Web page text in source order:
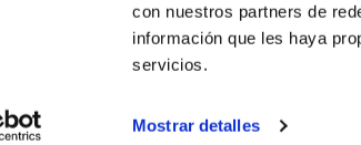
con nuestros partners de
información que les haya
servicios.
Mostrar detalles
BALONCESTO COMUNIDAD VALENCIANA